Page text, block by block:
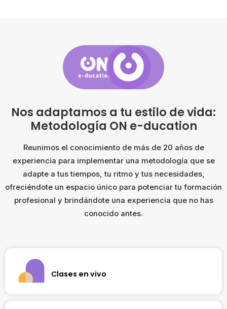
Nos adaptamos a tu estilo de vida:
Metodología ON e-ducation
Reunimos el conocimiento de más de 20 años de
experiencia para implementar una metodología que se
adapte a tus tiempos, tu ritmo y tus necesidades,
ofreciéndote un espacio único para potenciar tu formación
profesional y brindándote una experiencia que no has
conocido antes.
Clases en vivo